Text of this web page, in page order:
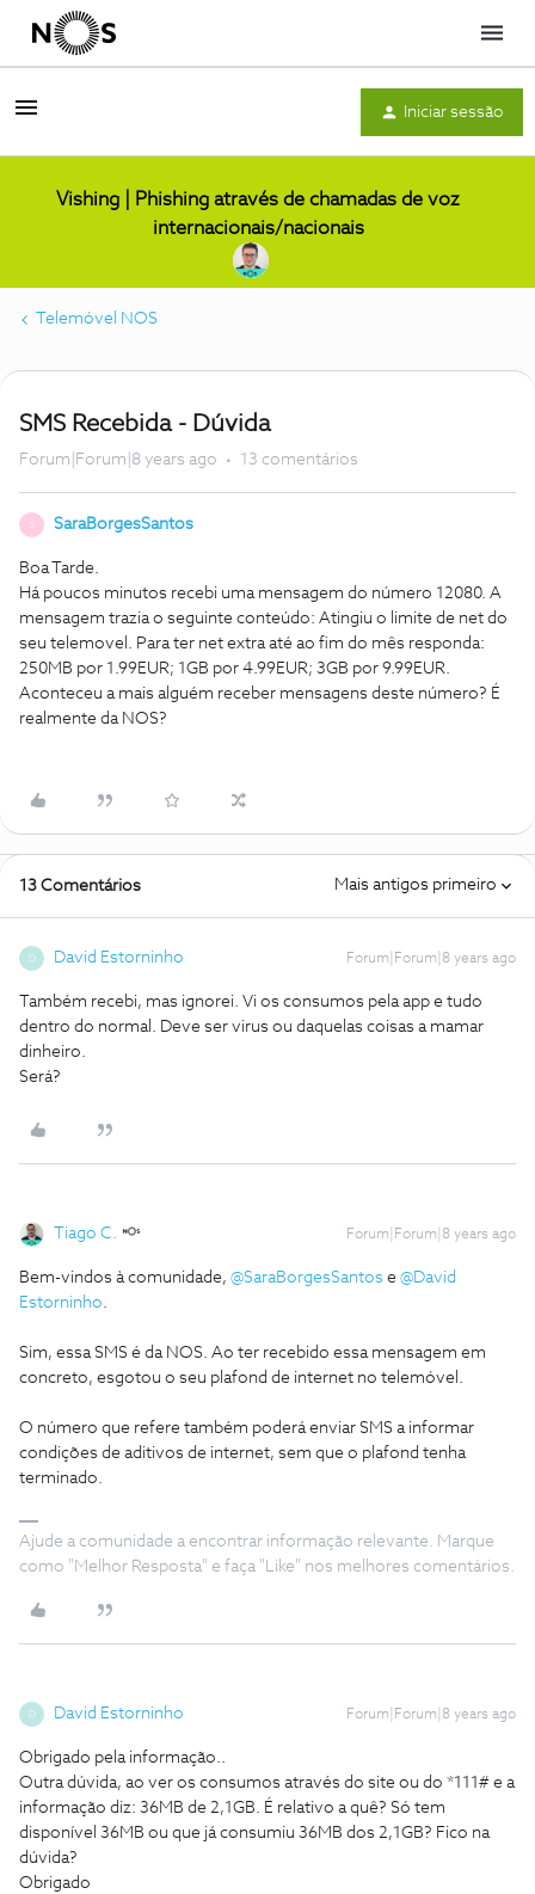
Menu
Iniciar sessão
Vishing | Phishing através de chamadas de voz
internacionais/nacionais
Telemóvel NOS
SMS Recebida - Dúvida
Forum|Forum|8 years ago 13 comentários
S SaraBorgesSantos
Boa Tarde.
Há poucos minutos recebi uma mensagem do número 12080. A
mensagem trazia o seguinte conteúdo: Atingiu o limite de net do
seu telemovel. Para ter net extra até ao fim do mês responda:
250MB por 1.99EUR; 1GB por 4.99EUR; 3GB por 9.99EUR.
Aconteceu a mais alguém receber mensagens deste número? É
realmente da NOS?
13 Comentários Mais antigos primeiro
D David Estorninho Forum|Forum|8 years ago
Também recebi, mas ignorei. Vi os consumos pela app e tudo
dentro do normal. Deve ser virus ou daquelas coisas a mamar
dinheiro.
Será?
Tiago C. Forum|Forum|8 years ago
Bem-vindos à comunidade, @SaraBorgesSantos e @David
Estorninho.
Sim, essa SMS é da NOS. Ao ter recebido essa mensagem em
concreto, esgotou o seu plafond de internet no telemóvel.
O número que refere também poderá enviar SMS a informar
condições de aditivos de internet, sem que o plafond tenha
terminado.
Ajude a comunidade a encontrar informação relevante. Marque
como "Melhor Resposta" e faça "Like" nos melhores comentários.
D David Estorninho Forum|Forum|8 years ago
Obrigado pela informação..
Outra dúvida, ao ver os consumos através do site ou do *111# e a
informação diz: 36MB de 2,1GB. É relativo a quê? Só tem
disponível 36MB ou que já consumiu 36MB dos 2,1GB? Fico na
dúvida?
Obrigado